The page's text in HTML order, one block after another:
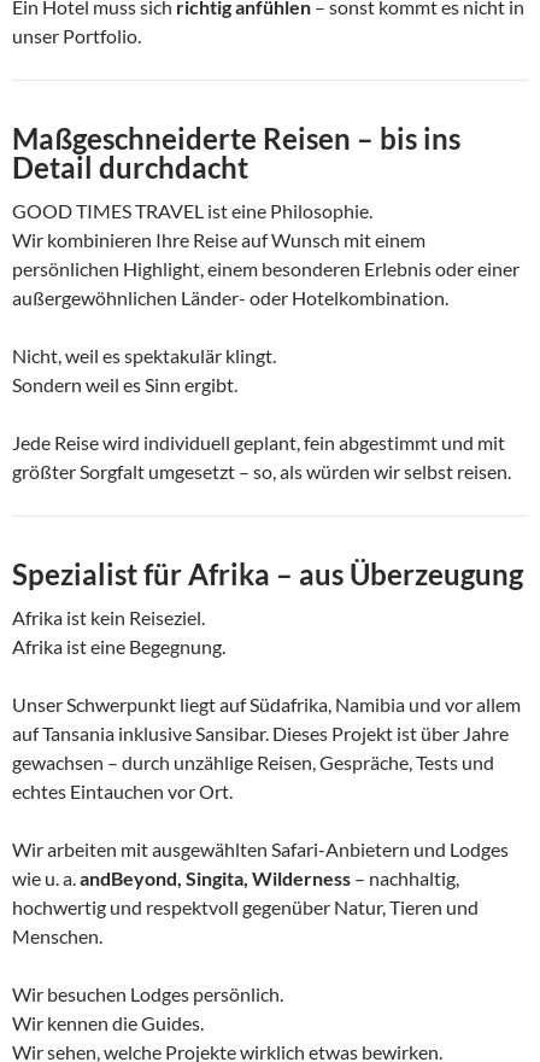
Ein Hotel muss sich richtig anfühlen – sonst kommt es nicht in
unser Portfolio.
Maßgeschneiderte Reisen – bis ins
Detail durchdacht
GOOD TIMES TRAVEL ist eine Philosophie.
Wir kombinieren Ihre Reise auf Wunsch mit einem
persönlichen Highlight, einem besonderen Erlebnis oder einer
außergewöhnlichen Länder- oder Hotelkombination.
Nicht, weil es spektakulär klingt.
Sondern weil es Sinn ergibt.
Jede Reise wird individuell geplant, fein abgestimmt und mit
größter Sorgfalt umgesetzt – so, als würden wir selbst reisen.
Spezialist für Afrika – aus Überzeugung
Afrika ist kein Reiseziel.
Afrika ist eine Begegnung.
Unser Schwerpunkt liegt auf Südafrika, Namibia und vor allem
auf Tansania inklusive Sansibar. Dieses Projekt ist über Jahre
gewachsen – durch unzählige Reisen, Gespräche, Tests und
echtes Eintauchen vor Ort.
Wir arbeiten mit ausgewählten Safari-Anbietern und Lodges
wie u. a.andBeyond, Singita, Wilderness – nachhaltig,
hochwertig und respektvoll gegenüber Natur, Tieren und
Menschen.
Wir besuchen Lodges persönlich.
Wir kennen die Guides.
Wir sehen, welche Projekte wirklich etwas bewirken.